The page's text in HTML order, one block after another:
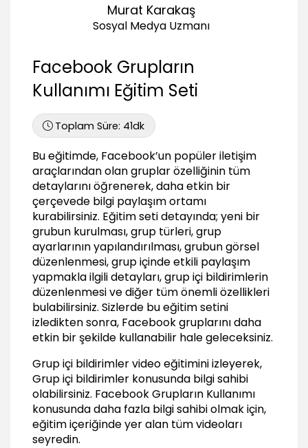
Grup içi bildirimler
Grup yorumlarının yönetilmesi
03:45
Grup içerisinde etkinlik oluşturmak
08:06
Murat Karakaş
Sosyal Medya Uzmanı
Facebook Grupların
Kullanımı Eğitim Seti
Toplam Süre: 41dk
Bu eğitimde, Facebook’un popüler iletişim
araçlarından olan gruplar özelliğinin tüm
detaylarını öğrenerek, daha etkin bir
çerçevede bilgi paylaşım ortamı
kurabilirsiniz. Eğitim seti detayında; yeni bir
grubun kurulması, grup türleri, grup
ayarlarının yapılandırılması, grubun görsel
düzenlenmesi, grup içinde etkili paylaşım
yapmakla ilgili detayları, grup içi bildirimlerin
düzenlenmesi ve diğer tüm önemli özellikleri
bulabilirsiniz. Sizlerde bu eğitim setini
izledikten sonra, Facebook gruplarını daha
etkin bir şekilde kullanabilir hale geleceksiniz.
Grup içi bildirimler video eğitimini izleyerek,
Grup içi bildirimler konusunda bilgi sahibi
olabilirsiniz. Facebook Grupların Kullanımı
konusunda daha fazla bilgi sahibi olmak için,
eğitim içeriğinde yer alan tüm videoları
seyredin.